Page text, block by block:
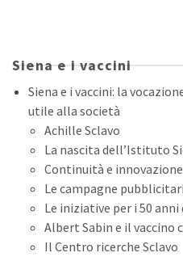
Siena e i vaccini
Siena e i vaccini: la
utile alla società
Achille Sclavo
La nascita dell’Istituto
Continuità e
Le campagne
Le iniziative per i 50
Albert Sabin e il
Il Centro ricerche Sclavo